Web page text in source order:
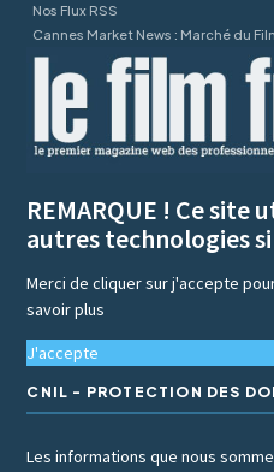
Nos Flux RSS
Cannes Market News : Marché du
REMARQUE ! Ce site
autres technologies
Merci de cliquer sur j'accepte
savoir plus
J'accepte
CNIL - PROTECTION DES
Les informations que nous